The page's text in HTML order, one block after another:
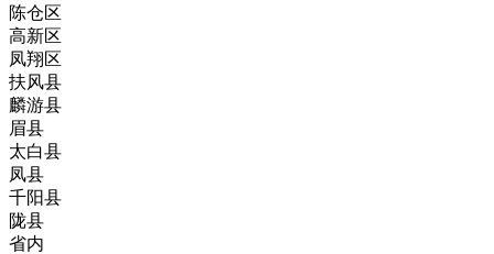
陈仓区
高新区
凤翔区
扶风县
麟游县
眉县
太白县
凤县
千阳县
陇县
省内